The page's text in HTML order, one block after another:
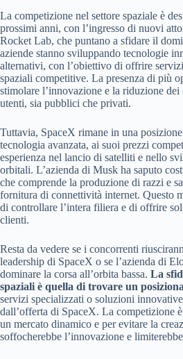
La competizione nel settore spaziale è
prossimi anni, con l’ingresso di nuovi
Rocket Lab, che puntano a sfidare il
aziende stanno sviluppando tecnologie
alternativi, con l’obiettivo di offrire
spaziali competitive. La presenza di più
stimolare l’innovazione e la riduzione
utenti, sia pubblici che privati.
Tuttavia, SpaceX rimane in una
tecnologia avanzata, ai suoi prezzi
esperienza nel lancio di satelliti e nello
orbitali. L’azienda di Musk ha saputo
che comprende la produzione di razzi e
fornitura di connettività internet. Questo
di controllare l’intera filiera e di offrire
clienti.
Resta da vedere se i concorrenti
leadership di SpaceX o se l’azienda di
dominare la corsa all’orbita bassa. La
spaziali è quella di trovare un
servizi specializzati o soluzioni
dall’offerta di SpaceX. La competizione
un mercato dinamico e per evitare la
soffocherebbe l’innovazione e